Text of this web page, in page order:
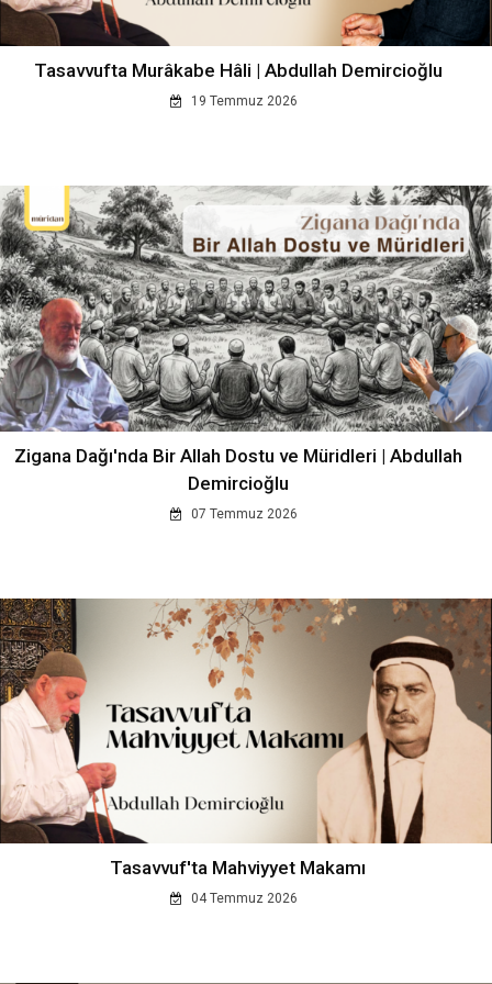
Tasavvufta Murâkabe Hâli | Abdullah Demircioğlu
19 Temmuz 2026
Zigana Dağı'nda Bir Allah Dostu ve Müridleri | Abdullah
Demircioğlu
07 Temmuz 2026
Tasavvuf'ta Mahviyyet Makamı
04 Temmuz 2026